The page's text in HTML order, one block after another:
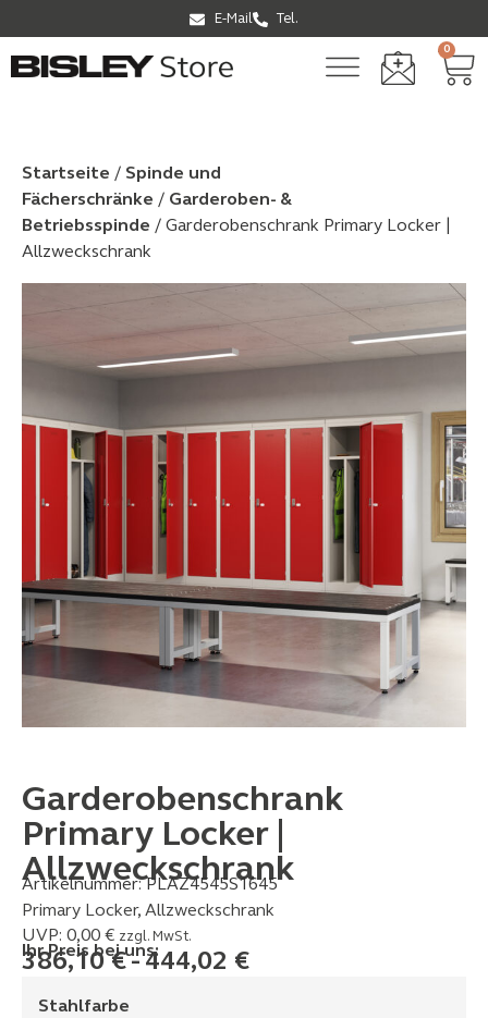
E-Mail Tel.
0
Startseite / Spinde und
Fächerschränke / Garderoben- &
Betriebsspinde / Garderobenschrank Primary Locker |
Allzweckschrank
Garderobenschrank
Primary Locker |
Allzweckschrank
Artikelnummer:PLAZ4545S1645
Primary Locker, Allzweckschrank
UVP: 0,00 € zzgl. MwSt.
Ihr Preis bei uns:
386,10€-444,02 €
Stahlfarbe